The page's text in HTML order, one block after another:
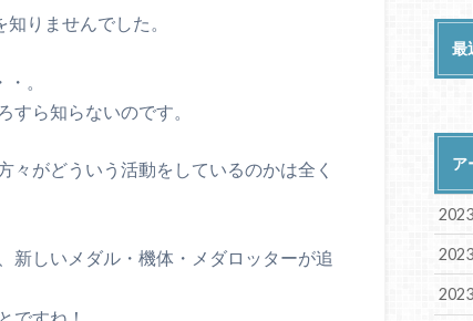
知りませんでした。
。
すら知らないのです。
々がどういう活動をしているのかは全く
新しいメダル・機体・メダロッターが追
最
ア